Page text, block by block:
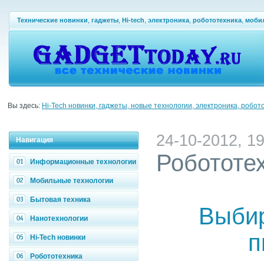
Технические новинки гаджеты Hi-tech электроника робототехника
Вы здесь: Hi-Tech новинки, гаджеты, новые технологии, электроника,
Навигация
Информационные технологии
Мобильные технологии
Бытовая техника
Нанотехнологии
Hi-Tech новинки
Робототехника
24-10-2012,